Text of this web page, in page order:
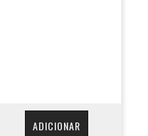
ADICIONAR